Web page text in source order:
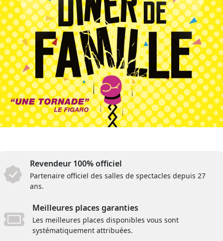
Revendeur 100% officiel
Partenaire officiel des salles de spectacles depuis 27
ans.
Meilleures places garanties
Les meilleures places disponibles vous sont
systématiquement attribuées.